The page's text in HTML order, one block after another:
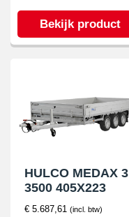
Bekijk product
HULCO MEDAX 3
3500 405X223
€ 5.687,61 (incl. btw)